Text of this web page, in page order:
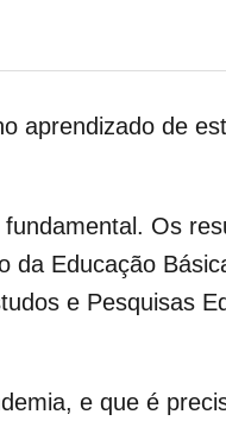
aprendizado de
Os
da Educação
e Pesquisas
e que é